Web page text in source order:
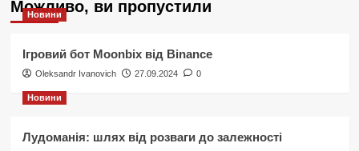
Можливо, ви пропустили
Новини
Ігровий бот Moonbix від Binance
Oleksandr Ivanovich 27.09.2024 0
Новини
Лудоманія: шлях від розваги до залежності